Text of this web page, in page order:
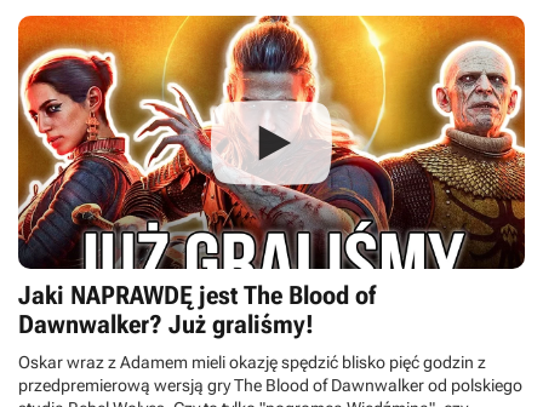
Jaki NAPRAWDĘ jest The Blood of
Dawnwalker? Już graliśmy!
Oskar wraz z Adamem mieli okazję spędzić blisko pięć godzin z
przedpremierową wersją gry The Blood of Dawnwalker od polskiego